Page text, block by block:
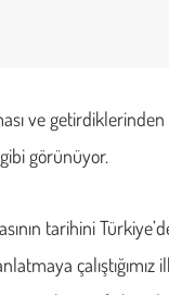
ve
görünüyor.
tarihini